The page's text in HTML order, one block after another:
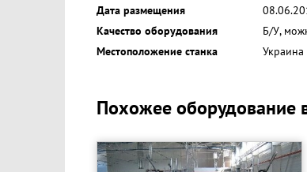
Дата размещения
Качество оборудования
Б/У,
Местоположение станка
Украина
Похожее оборудование